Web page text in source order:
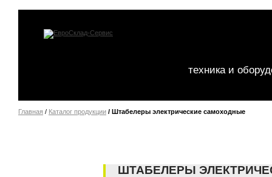
техника и
Главная / Каталог продукции / Штабелеры электрические самоходные
ШТАБЕЛЕРЫ